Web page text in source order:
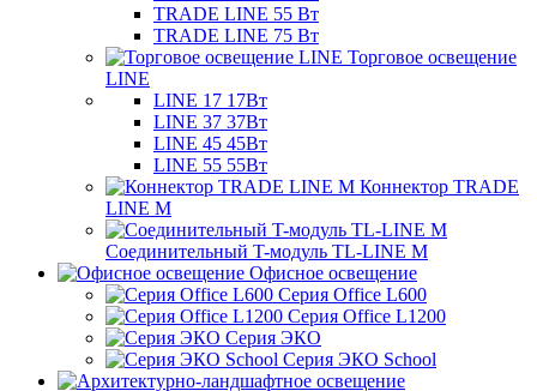
TRADE LINE 55 Вт
TRADE LINE 75 Вт
Торговое освещение
LINE
LINE 17 17Вт
LINE 37 37Вт
LINE 45 45Вт
LINE 55 55Вт
Коннектор TRADE
LINE M
Соединительный T-модуль TL-LINE M
Офисное освещение
Серия Office L600
Серия Office L1200
Серия ЭКО
Серия ЭКО School